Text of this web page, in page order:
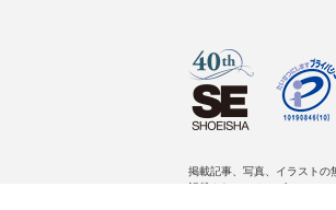
掲載記事、写真、イラストの
記載されているロゴ、システ